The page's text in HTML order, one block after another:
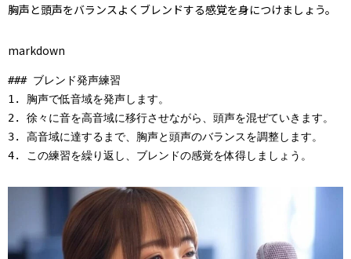
胸声と頭声をバランスよくブレンドする感覚を身につけましょう。
markdown
### ブレンド発声練習
1. 胸声で低音域を発声します。
2. 徐々に音を高音域に移行させながら、頭声を混ぜていきます。
3. 高音域に達するまで、胸声と頭声のバランスを調整します。